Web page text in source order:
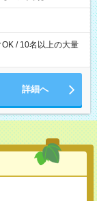
/ 10名以上の大量
詳細へ